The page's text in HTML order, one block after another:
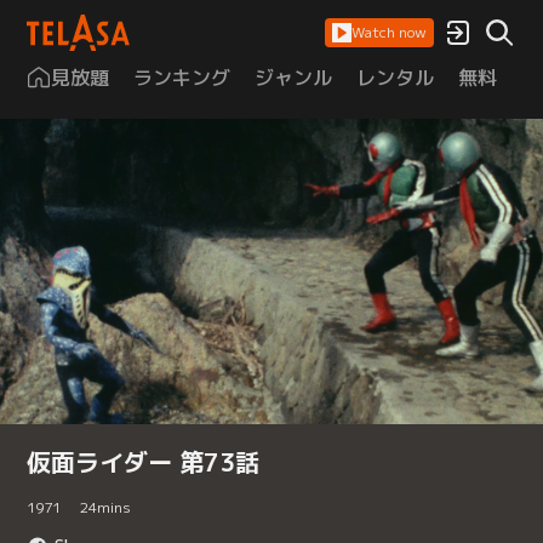
Watch now
見放題 ランキング ジャンル レンタル 無料
仮面ライダー 第73話
1971 24mins